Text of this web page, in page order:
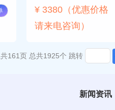
¥ 3380（优惠价格
请来电咨询）
161页 总共1925个 跳转
新闻资讯